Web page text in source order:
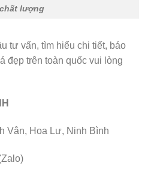
lượng
tư vấn, tìm hiểu chi tiết, báo
đẹp trên toàn quốc vui lòng
Vân, Hoa Lư, Ninh Bình